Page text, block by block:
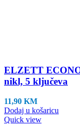
ELZETT
nikl, 5 ključeva
11,90 KM
Dodaj u košaricu
Quick view